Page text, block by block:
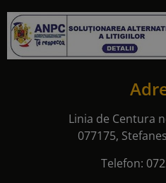
Linia de Centura
077175,
Telefon: